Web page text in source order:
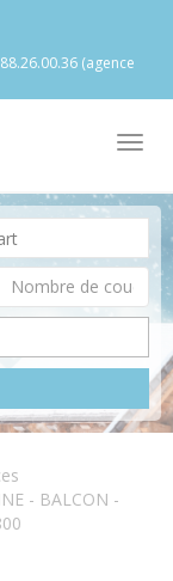
(agence
- BALCON -